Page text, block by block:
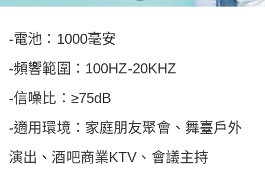
-電池： 1000毫安
-頻響範圍： 100HZ-20KHZ
-信噪比： ≥75dB
-適用環境：家庭朋友聚會、舞臺戶外
演出、酒吧商業KTV 、會議主持